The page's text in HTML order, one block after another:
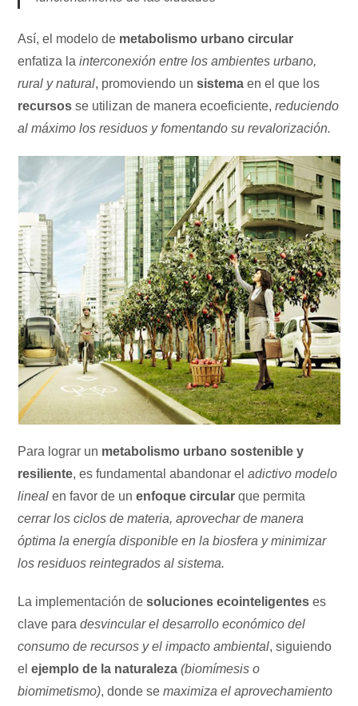
Así, el modelo de metabolismo urbano circular
enfatiza lainterconexión entre los ambientes urbano,
rural y natural, promoviendo unsistema en el que los
recursos se utilizan de manera ecoeficiente,reduciendo
al máximo los residuos y fomentando su revalorización.
Para lograr un metabolismo urbano sostenible y
resiliente, es fundamental abandonar eladictivo modelo
lineal en favor de unenfoque circular que permita
cerrar los ciclos de materia, aprovechar de manera
óptima la energía disponible en la biosfera y minimizar
los residuos reintegrados al sistema.
La implementación desoluciones ecointeligentes es
clave paradesvincular el desarrollo económico del
consumo de recursos y el impacto ambiental, siguiendo
elejemplo de la naturaleza (biomímesis o
biomimetismo), donde semaximiza el aprovechamiento